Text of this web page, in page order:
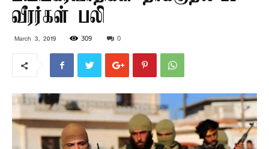
வீரர்கள் பலி
March 3, 2019 309 0